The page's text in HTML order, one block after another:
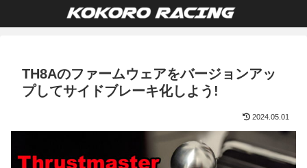
TH8Aのファームウェアをバージョンアッ
プしてサイドブレーキ化しよう!
2024.05.01